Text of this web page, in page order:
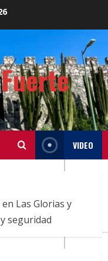
VIDEO
Las Glorias y
seguridad